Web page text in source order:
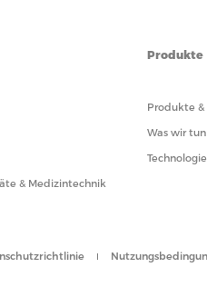
& Medizintechnik
Produkte
Produkte &
Was wir tun